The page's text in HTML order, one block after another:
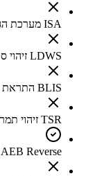
ISA מערכת הגבלה אוטומטית למהירות הרכב
LDWS זיהוי סטיה מנתיב
BLIS התראת רכב בשטח מת
TSR זיהוי תמרורי תנועה
AEB Reverse בלימה אוטונומית בנסיעה לאחור